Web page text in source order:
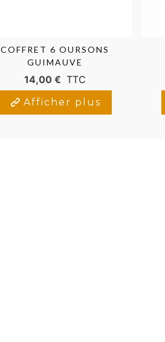
COFFRET 6 OURSONS
GUIMAUVE
14,00 € TTC
Afficher plus